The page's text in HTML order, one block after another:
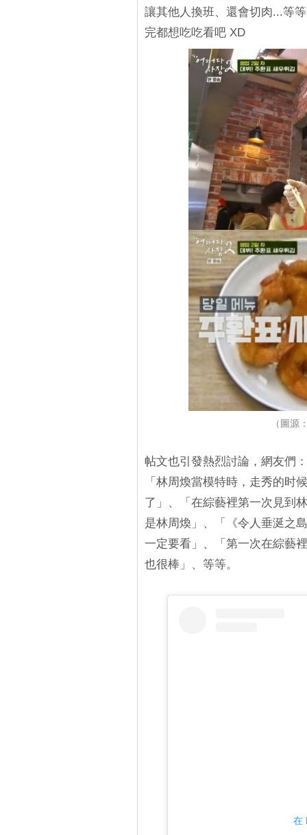
讓其他人換班、還會切肉...等
完都想吃吃看吧 XD
（圖源
帖文也引發熱烈討論，網友們
「林周煥當模特時，走秀的时
了」、「在綜藝裡第一次見到
是林周煥」、「《令人垂涎之
一定要看」、「第一次在綜藝
也很棒」、等等。
在